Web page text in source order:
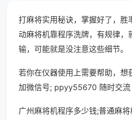
打麻将实用秘诀，掌握好了，胜
动麻将机靠程序洗牌，有规律，
输，可能就是没注意这些细节。
若你在仪器使用上需要帮助，想
加微信号; ppyy55670 随时交流
广州麻将机程序多少钱;普通麻